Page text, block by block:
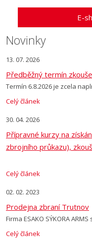
nepodařilo
odeslat.
E-
Novinky
13. 07. 2026
Předběžný termín
Termín 6.8.2026 je zcela
Celý článek
30. 04. 2026
Přípravné kurzy na
zbrojního průkazu),
Celý článek
02. 02. 2023
Prodejna zbraní Trutnov
Firma ESAKO SÝKORA
Celý článek